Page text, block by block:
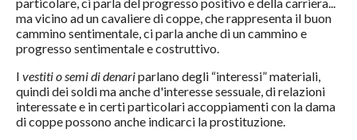
ma vicino ad un cavaliere di coppe, che rappresenta il buon
cammino sentimentale, ci parla anche di un cammino e
progresso sentimentale e costruttivo.
I vestiti o semi di denariparlano degli “interessi” materiali,
quindi dei soldi ma anche d'interesse sessuale, di relazioni
interessate e in certi particolari accoppiamenti con la dama
di coppe possono anche indicarci la prostituzione.